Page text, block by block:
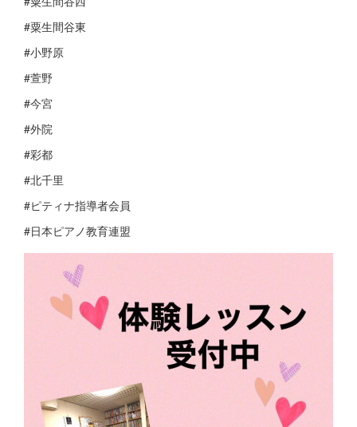
#粟生間谷東
#小野原
#萱野
#今宮
#外院
#彩都
#北千里
#ピティナ指導者会員
#日本ピアノ教育連盟